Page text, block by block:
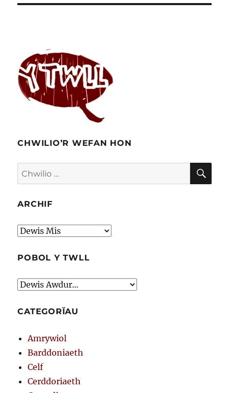
CHWILIO’R WEFAN HON
Chwilio
am:
ARCHIF
Archif
POBOL Y TWLL
CATEGORÏAU
Amrywiol
Barddoniaeth
Celf
Cerddoriaeth